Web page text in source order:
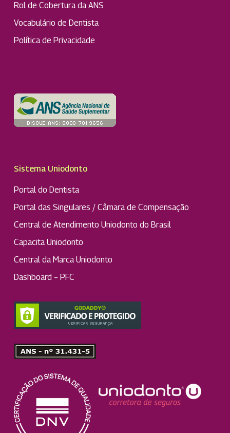
Rol de Cobertura da ANS
Vocabulário de Dentista
Política de Privacidade
Sistema Uniodonto
Portal do Dentista
Portal das Singulares / Câmara de Compensação
Central de Atendimento Uniodonto do Brasil
Capacita Uniodonto
Central da Marca Uniodonto
Dashboard – PFC